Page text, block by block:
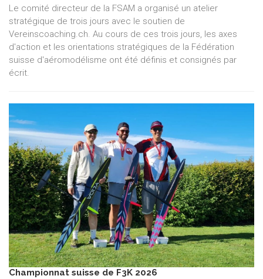
Le comité directeur de la FSAM a organisé un atelier
stratégique de trois jours avec le soutien de
Vereinscoaching.ch. Au cours de ces trois jours, les axes
d'action et les orientations stratégiques de la Fédération
suisse d'aéromodélisme ont été définis et consignés par
écrit.
Championnat suisse de F3K 2026